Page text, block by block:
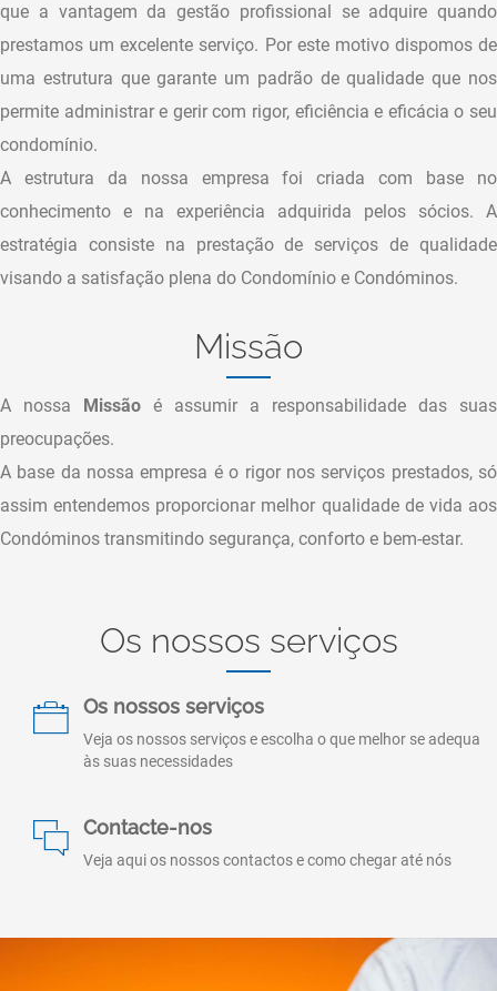
que a vantagem da gestão profissional se adquire quando
prestamos um excelente serviço. Por este motivo dispomos de
uma estrutura que garante um padrão de qualidade que nos
permite administrar e gerir com rigor, eficiência e eficácia o seu
condomínio.
A estrutura da nossa empresa foi criada com base no
conhecimento e na experiência adquirida pelos sócios. A
estratégia consiste na prestação de serviços de qualidade
visando a satisfação plena do Condomínio e Condóminos.
Missão
A nossa Missão é assumir a responsabilidade das suas
preocupações.
A base da nossa empresa é o rigor nos serviços prestados, só
assim entendemos proporcionar melhor qualidade de vida aos
Condóminos transmitindo segurança, conforto e bem-estar.
Os nossos serviços
Os nossos serviços
Veja os nossos serviços e escolha o que melhor se adequa
às suas necessidades
Contacte-nos
Veja aqui os nossos contactos e como chegar até nós